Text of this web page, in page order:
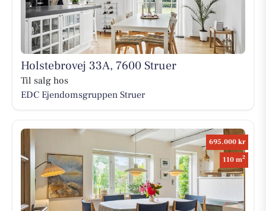
Holstebrovej 33A, 7600 Struer
Til salg hos
EDC Ejen­doms­grup­pen Struer
695.000 kr
110 m2